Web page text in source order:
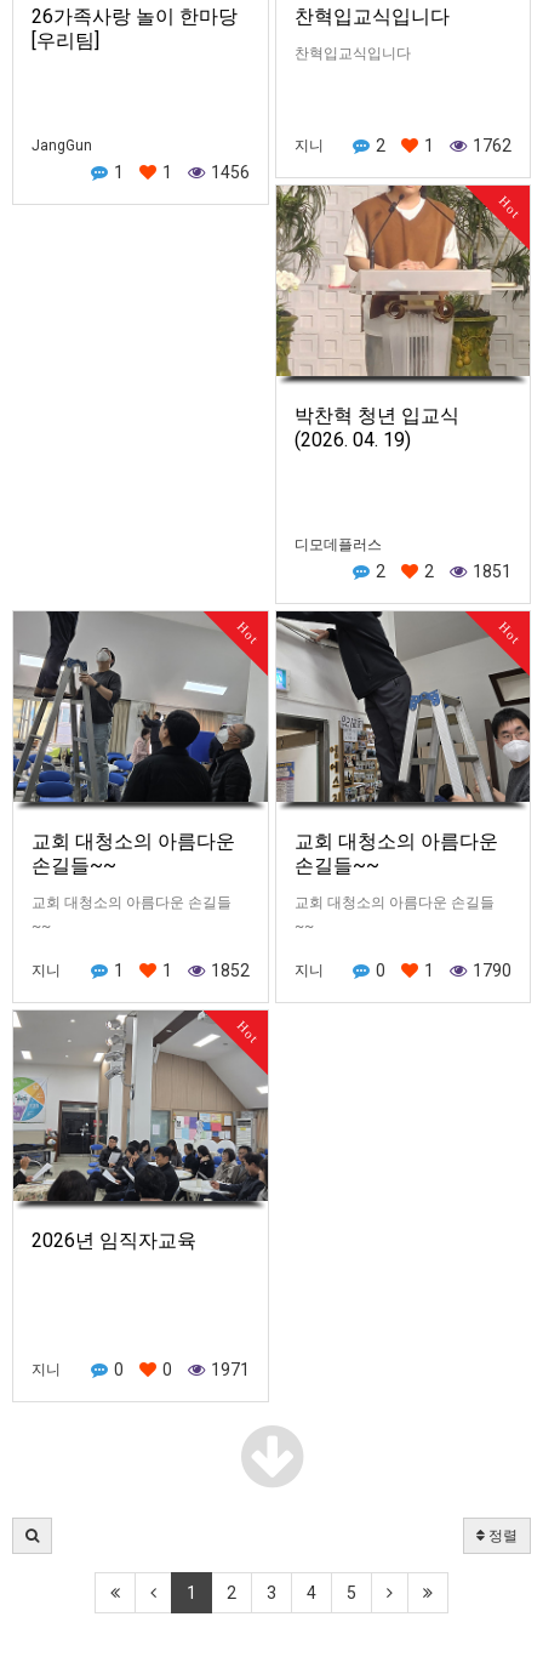
26가족사랑 놀이 한마당
[우리팀]
JangGun
1 1 1456
찬혁입교식입니다
찬혁입교식입니다
지니 2 1 1762
Hot
박찬혁 청년 입교식
(2026. 04. 19)
디모데플러스
2 2 1851
Hot
교회 대청소의 아름다운
손길들~~
교회 대청소의 아름다운 손길들
~~
지니 1 1 1852
Hot
교회 대청소의 아름다운
손길들~~
교회 대청소의 아름다운 손길들
~~
지니 0 1 1790
Hot
2026년 임직자교육
지니 0 0 1971
정렬
1 2 3 4 5